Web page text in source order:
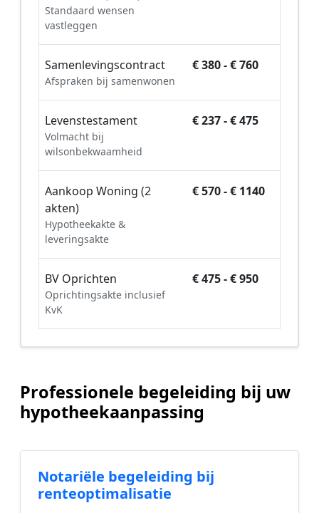
Standaard wensen
vastleggen
Samenlevingscontract
Afspraken bij samenwonen
€ 380 - € 760
Levenstestament
Volmacht bij
wilsonbekwaamheid
€ 237 - € 475
Aankoop Woning (2
akten)
Hypotheekakte &
leveringsakte
€ 570 - € 1140
BV Oprichten
Oprichtingsakte inclusief
KvK
€ 475 - € 950
Professionele begeleiding bij uw
hypotheekaanpassing
Notariële begeleiding bij
renteoptimalisatie